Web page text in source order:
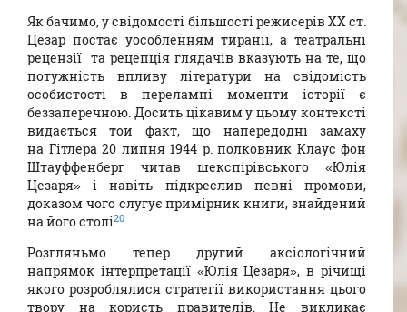
Як бачимо, у свідомості більшості режисерів ХХ ст.
Цезар постає уособленням тиранії, а театральні
рецензії та рецепція глядачів вказують на те, що
потужність впливу літератури на свідомість
особистості в переламні моменти історії є
беззаперечною. Досить цікавим у цьому контексті
видається той факт, що напередодні замаху
на Гітлера 20 липня 1944 р. полковник Клаус фон
Штауффенберг читав шекспірівського «Юлія
Цезаря» і навіть підкреслив певні промови,
доказом чого слугує примірник книги, знайдений
на його столі20.
Розгляньмо тепер другий аксіологічний
напрямок інтерпретації «Юлія Цезаря», в річищі
якого розроблялися стратегії використання цього
твору на користь правителів. Не викликає